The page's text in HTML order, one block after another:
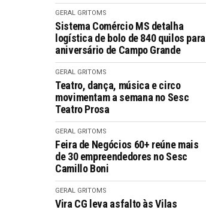
GERAL GRITOMS
Sistema Comércio MS detalha
logística de bolo de 840 quilos para
aniversário de Campo Grande
GERAL GRITOMS
Teatro, dança, música e circo
movimentam a semana no Sesc
Teatro Prosa
GERAL GRITOMS
Feira de Negócios 60+ reúne mais
de 30 empreendedores no Sesc
Camillo Boni
GERAL GRITOMS
Vira CG leva asfalto às Vilas